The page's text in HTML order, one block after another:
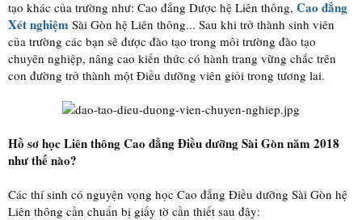
tạo khác của trường như: Cao đẳng Dược hệ Liên thông, Cao đẳng
Xét nghiệm Sài Gòn hệ Liên thông... Sau khi trở thành sinh viên
của trường các bạn sẽ được đào tạo trong môi trường đào tạo
chuyên nghiệp, nâng cao kiến thức có hành trang vững chắc trên
con đường trở thành một Điều dưỡng viên giỏi trong tương lai.
Hồ sơ học Liên thông Cao đẳng Điều dưỡng Sài Gòn năm 2018
như thế nào?
Các thí sinh có nguyện vọng học Cao đẳng Điều dưỡng Sài Gòn hệ
Liên thông cần chuẩn bị giấy tờ cần thiết sau đây: